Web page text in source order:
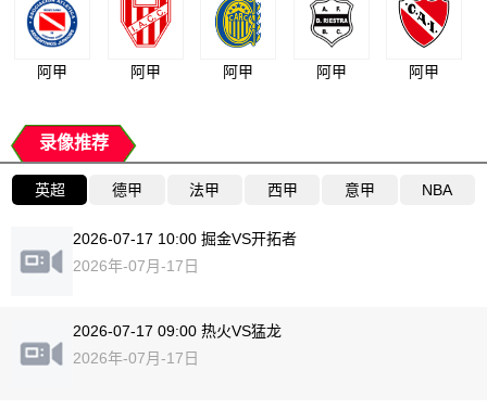
阿甲 阿甲 阿甲 阿甲 阿甲
录像推荐
英超 德甲 法甲 西甲 意甲 NBA
2026-07-17 10:00 掘金VS开拓者
2026年-07月-17日
2026-07-17 09:00 热火VS猛龙
2026年-07月-17日